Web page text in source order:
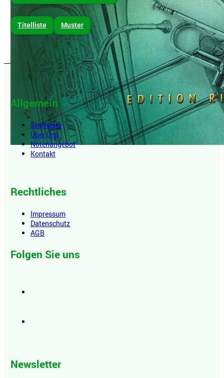
Titelliste Muster
Allgemein
Startseite
Über Uns
Notenangebot
Kontakt
Rechtliches
Impressum
Datenschutz
AGB
Folgen Sie uns
Newsletter